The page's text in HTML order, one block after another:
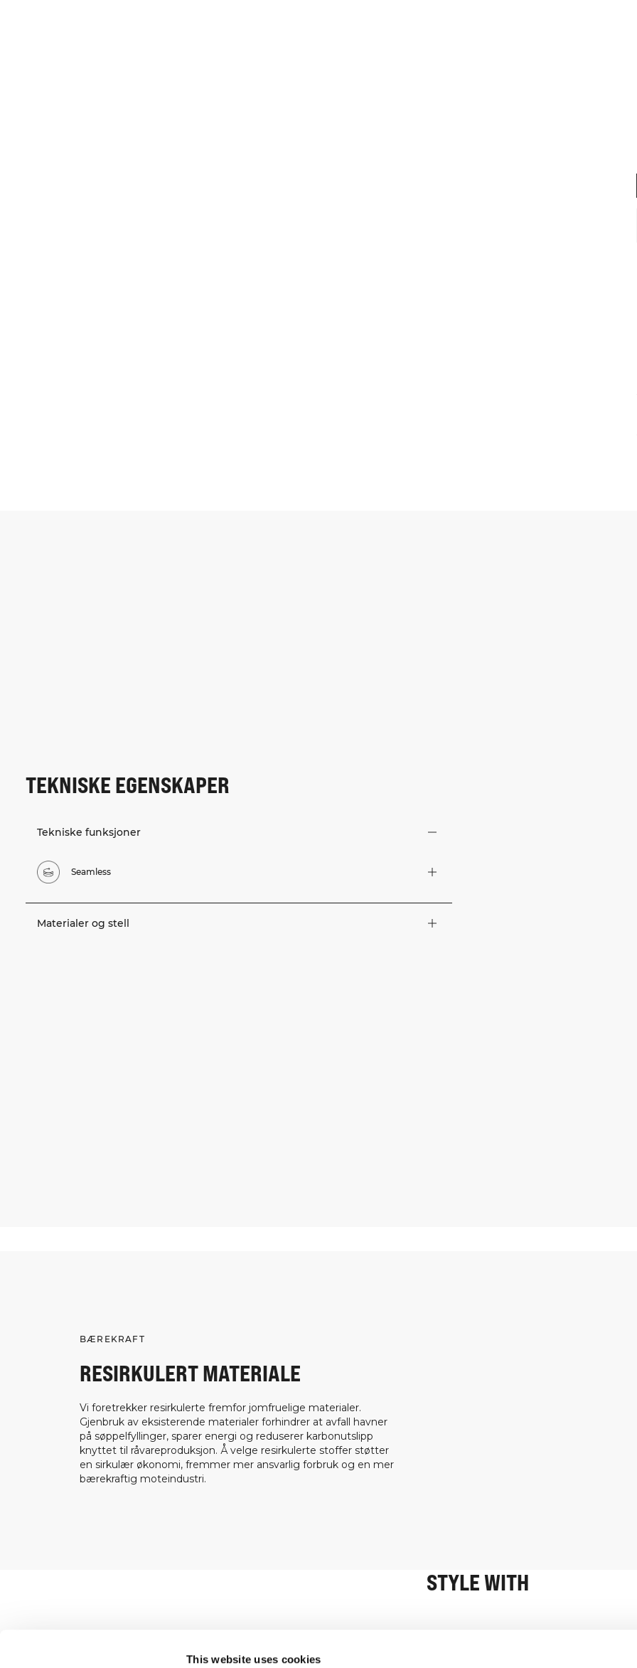
This website uses cookies
TEKNISKE EGENSKAPER
Tekniske funksjoner
Seamless
Materialer og stell
BÆREKRAFT
RESIRKULERT MATERIALE
Vi foretrekker resirkulerte fremfor jomfruelige materialer.
Gjenbruk av eksisterende materialer forhindrer at avfall havner
på søppelfyllinger, sparer energi og reduserer karbonutslipp
knyttet til råvareproduksjon. Å velge resirkulerte stoffer støtter
en sirkulær økonomi, fremmer mer ansvarlig forbruk og en mer
bærekraftig moteindustri.
STYLE WITH
Shop